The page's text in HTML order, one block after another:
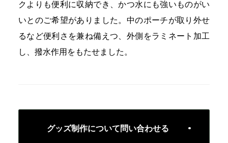
クよりも便利に収納でき、かつ水にも強いものがい
いとのご希望がありました。中のポーチが取り外せ
るなど便利さを兼ね備えつ、外側をラミネート加工
し、撥水作用をもたせました。
グッズ制作について問い合わせる